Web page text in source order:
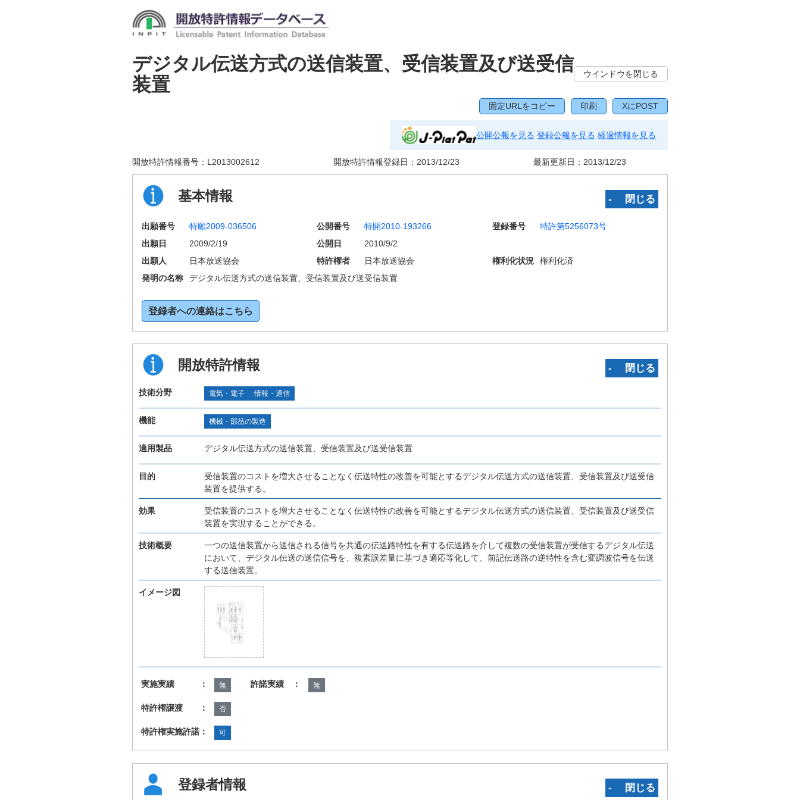
デジタル伝送方式の送信装置、受信装置及び送受信
装置
ウインドウを閉じる
固定URLをコピー 印刷 XにPOST
公開公報を見る 登録公報を見る 経過情報を見る
開放特許情報番号： L2013002612 開放特許情報登録日： 2013/12/23 最新更新日： 2013/12/23
基本情報 ‐ 閉じる
出願番号 特願2009-036506 公開番号 特開2010-193266 登録番号
特許第5256073号
出願日
2009/2/19 公開日
2010/9/2
出願人
日本放送協会 特許権者 日本放送協会 権利化状況
権利化済
発明の名称
デジタル伝送方式の送信装置、受信装置及び送受信装置
登録者への連絡はこちら
開放特許情報 ‐ 閉じる
技術分野 電気・電子 情報・通信
機能 機械・部品の製造
適用製品 デジタル伝送方式の送信装置、受信装置及び送受信装置
目的
受信装置のコストを増大させることなく伝送特性の改善を可能とするデジタル伝送方式の送信装置、受信装置及び送受信
装置を提供する。
効果
受信装置のコストを増大させることなく伝送特性の改善を可能とするデジタル伝送方式の送信装置、受信装置及び送受信
装置を実現することができる。
技術概要
一つの送信装置から送信される信号を共通の伝送路特性を有する伝送路を介して複数の受信装置が受信するデジタル伝送
において、デジタル伝送の送信信号を、複素誤差量に基づき適応等化して、前記伝送路の逆特性を含む変調波信号を伝送
する送信装置。
イメージ図
実施実績 ： 無 許諾実績 ： 無
特許権譲渡 ： 否
特許権実施許諾： 可
登録者情報 ‐ 閉じる